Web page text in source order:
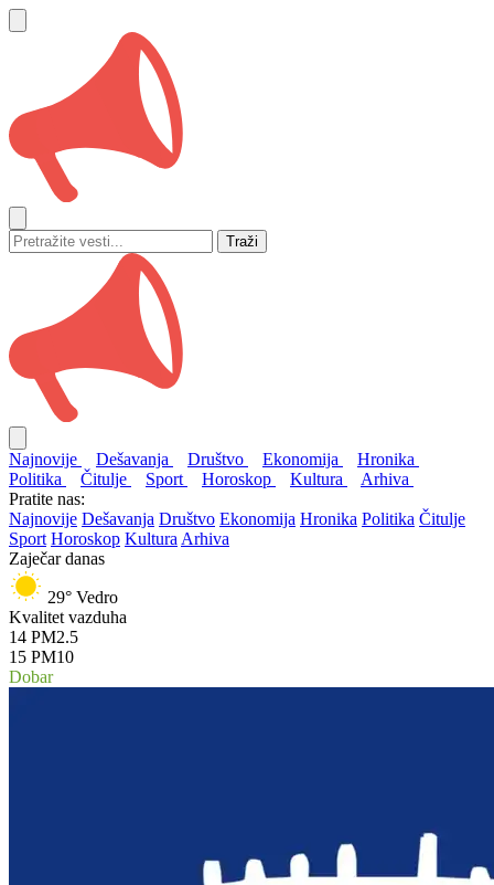
Traži
Najnovije Dešavanja Društvo Ekonomija
Hronika
Politika
Čitulje Sport Horoskop Kultura
Arhiva
Pratite nas:
Najnovije Dešavanja Društvo Ekonomija Hronika Politika Čitulje
Sport Horoskop Kultura Arhiva
Zaječar danas
29° Vedro
Kvalitet vazduha
14 PM2.5
15 PM10
Dobar